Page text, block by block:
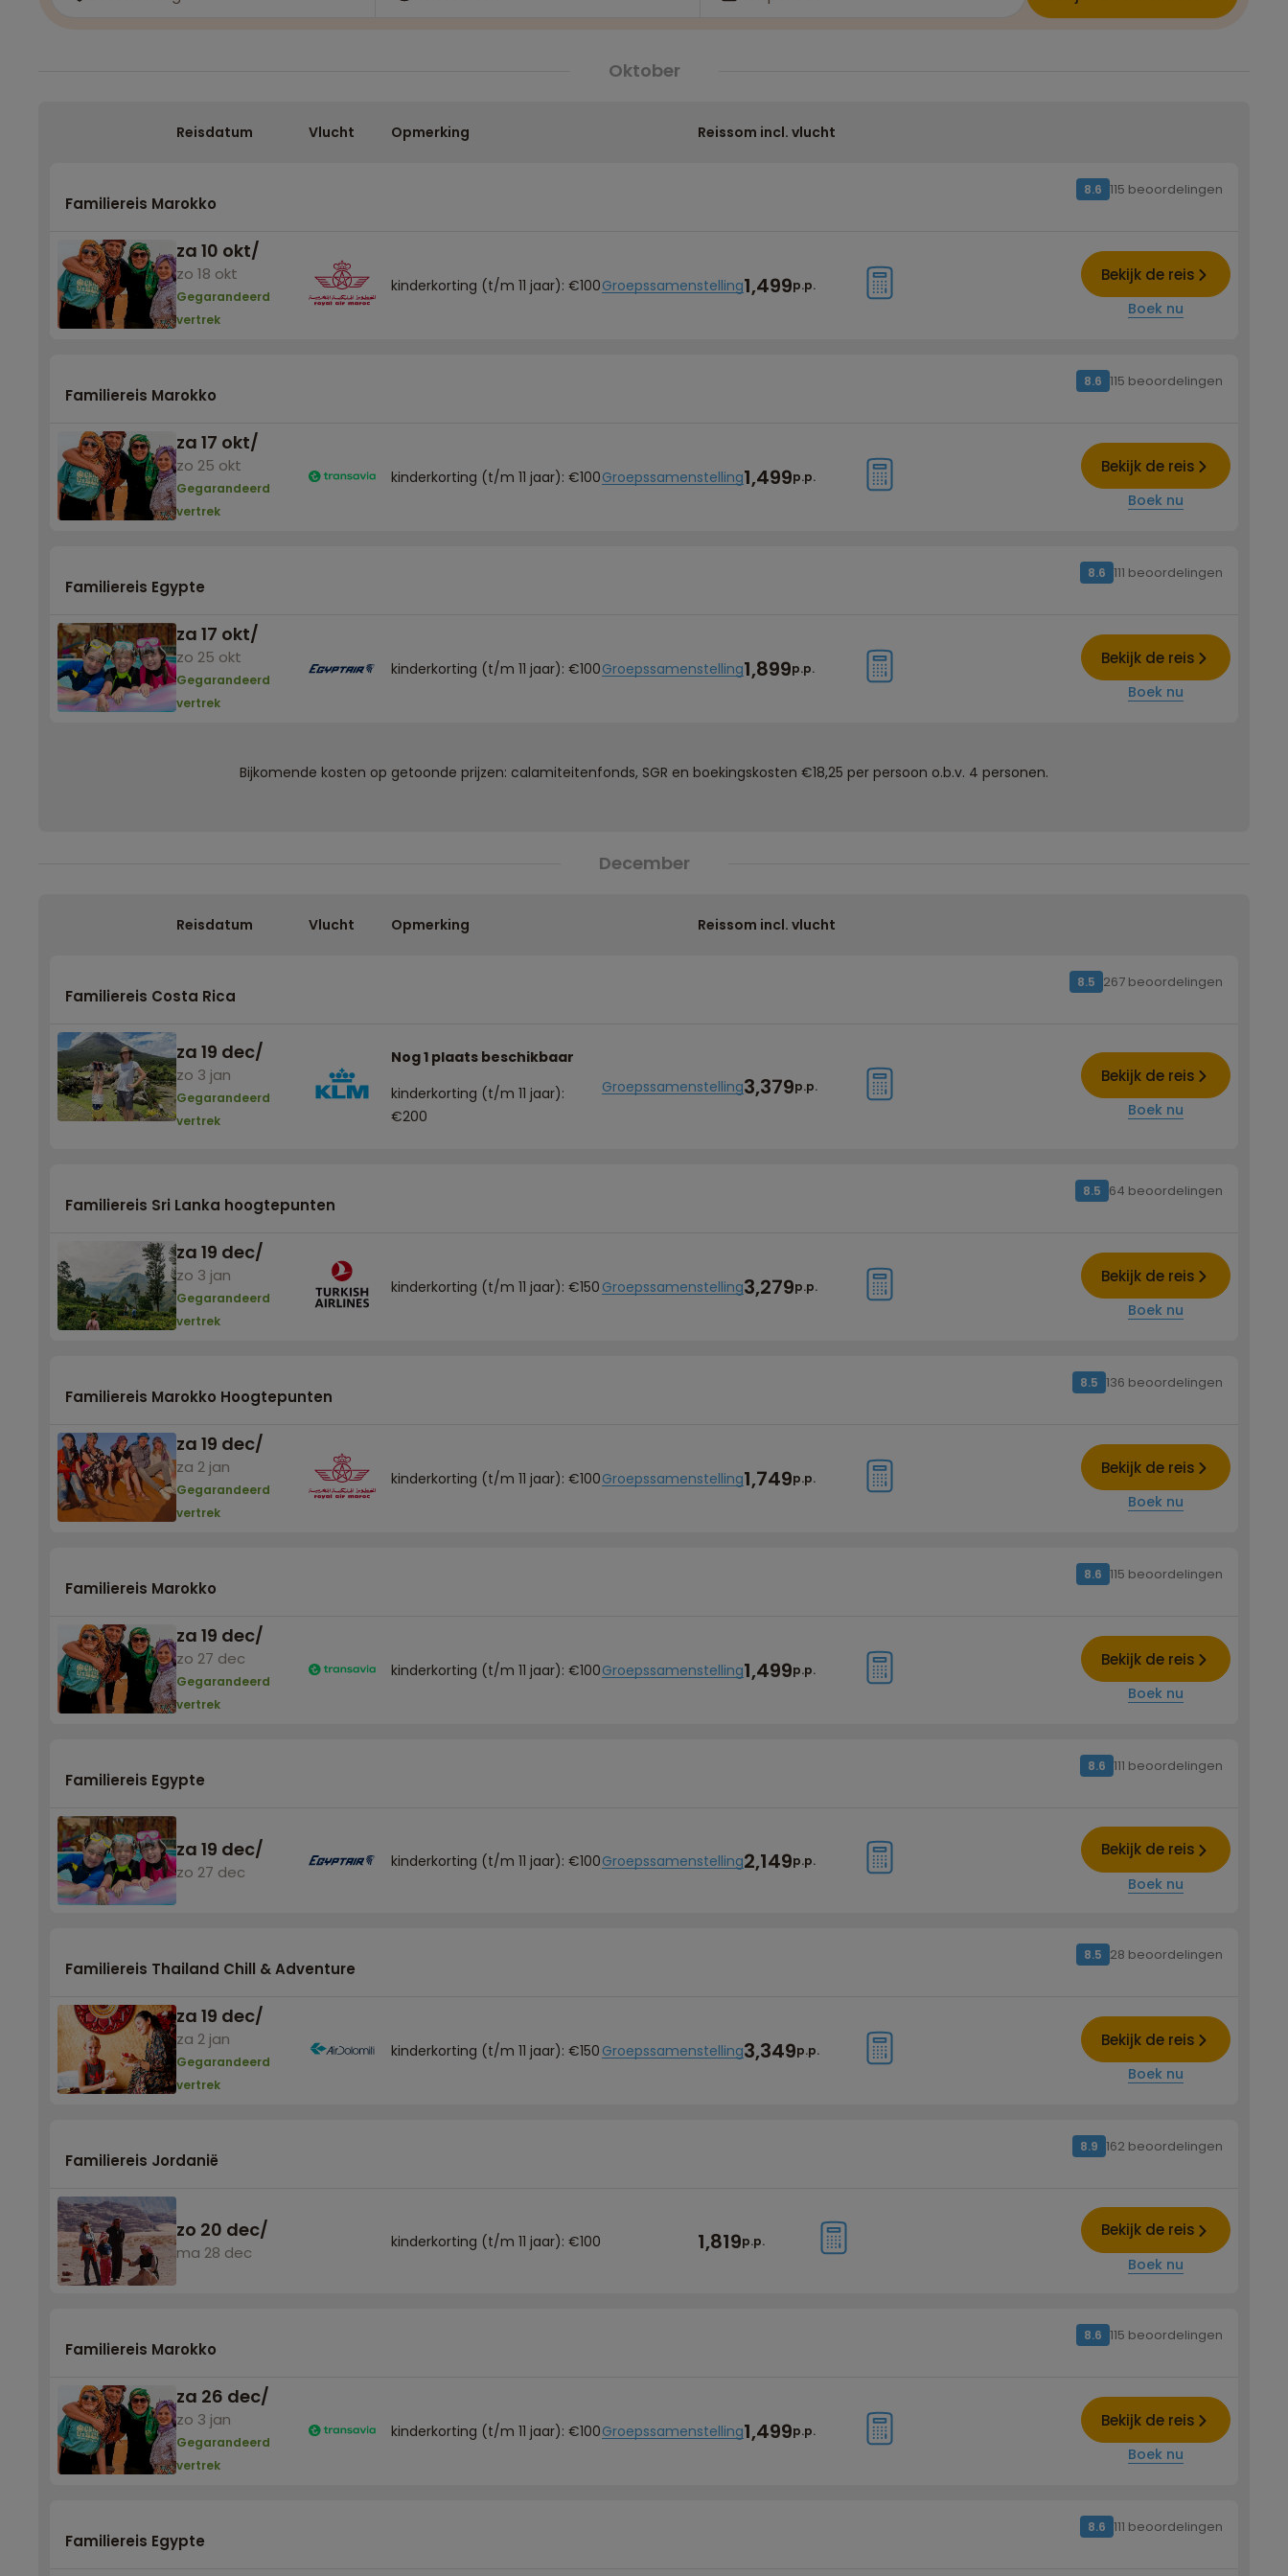
Oktober
Reisdatum Vlucht Opmerking Reissom incl. vlucht
Familiereis Marokko
8.6 115 beoordelingen
za 10 okt/
zo 18 okt
Gegarandeerd
vertrek
kinderkorting (t/m 11 jaar): €100Groepssamenstelling1,499p.p.
Bekijk de reis
Boek nu
Familiereis Marokko
8.6 115 beoordelingen
za 17 okt/
zo 25 okt
Gegarandeerd
vertrek
kinderkorting (t/m 11 jaar): €100Groepssamenstelling1,499p.p.
Bekijk de reis
Boek nu
Familiereis Egypte
8.6 111 beoordelingen
za 17 okt/
zo 25 okt
Gegarandeerd
vertrek
kinderkorting (t/m 11 jaar): €100Groepssamenstelling1,899p.p.
Bekijk de reis
Boek nu
Bijkomende kosten op getoonde prijzen: calamiteitenfonds, SGR en boekingskosten €18,25 per persoon o.b.v. 4 personen.
December
Reisdatum Vlucht Opmerking Reissom incl. vlucht
Familiereis Costa Rica
8.5 267 beoordelingen
za 19 dec/
zo 3 jan
Gegarandeerd
vertrek
Nog 1 plaats beschikbaar
kinderkorting (t/m 11 jaar):
€200
Groepssamenstelling3,379p.p.
Bekijk de reis
Boek nu
Familiereis Sri Lanka hoogtepunten
8.5 64 beoordelingen
za 19 dec/
zo 3 jan
Gegarandeerd
vertrek
kinderkorting (t/m 11 jaar): €150 Groepssamenstelling3,279p.p.
Bekijk de reis
Boek nu
Familiereis Marokko Hoogtepunten
8.5 136 beoordelingen
za 19 dec/
za 2 jan
Gegarandeerd
vertrek
kinderkorting (t/m 11 jaar): €100Groepssamenstelling1,749p.p.
Bekijk de reis
Boek nu
Familiereis Marokko
8.6 115 beoordelingen
za 19 dec/
zo 27 dec
Gegarandeerd
vertrek
kinderkorting (t/m 11 jaar): €100Groepssamenstelling1,499p.p.
Bekijk de reis
Boek nu
Familiereis Egypte
8.6 111 beoordelingen
za 19 dec/
zo 27 dec
kinderkorting (t/m 11 jaar): €100Groepssamenstelling2,149p.p.
Bekijk de reis
Boek nu
Familiereis Thailand Chill & Adventure
8.5 28 beoordelingen
za 19 dec/
za 2 jan
Gegarandeerd
vertrek
kinderkorting (t/m 11 jaar): €150 Groepssamenstelling3,349p.p.
Bekijk de reis
Boek nu
Familiereis Jordanië
8.9 162 beoordelingen
zo 20 dec/
ma 28 dec
kinderkorting (t/m 11 jaar): €100 1,819p.p.
Bekijk de reis
Boek nu
Familiereis Marokko
8.6 115 beoordelingen
za 26 dec/
zo 3 jan
Gegarandeerd
vertrek
kinderkorting (t/m 11 jaar): €100Groepssamenstelling1,499p.p.
Bekijk de reis
Boek nu
Familiereis Egypte
8.6 111 beoordelingen